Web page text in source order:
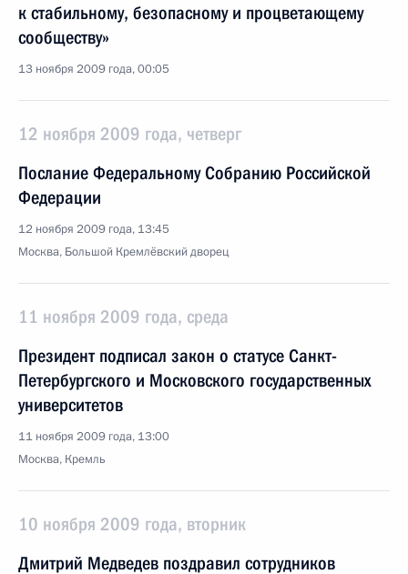
к стабильному, безопасному и процветающему
сообществу»
13 ноября 2009 года, 00:05
12 ноября 2009 года, четверг
Послание Федеральному Собранию Российской
Федерации
12 ноября 2009 года, 13:45
Москва, Большой Кремлёвский дворец
11 ноября 2009 года, среда
Президент подписал закон о статусе Санкт-
Петербургского и Московского государственных
университетов
11 ноября 2009 года, 13:00
Москва, Кремль
10 ноября 2009 года, вторник
Дмитрий Медведев поздравил сотрудников